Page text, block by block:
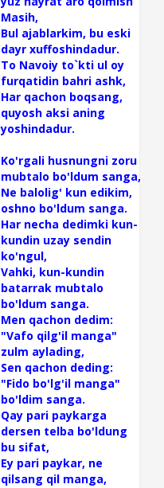
Masih,
Bul ajablarkim, bu eski
dayr xuffoshindadur.
To Navoiy to`kti ul oy
furqatidin bahri ashk,
Har qachon boqsang,
quyosh aksi aning
yoshindadur.
Ko'rgali husnungni zoru
mubtalo bo'ldum sanga,
Ne balolig' kun edikim,
oshno bo'ldum sanga.
Har necha dedimki kun-
kundin uzay sendin
ko'ngul,
Vahki, kun-kundin
batarrak mubtalo
bo'ldum sanga.
Men qachon dedim:
"Vafo qilg'il manga"
zulm aylading,
Sen qachon deding:
"Fido bo'lg'il manga"
bo'ldim sanga.
Qay pari paykarga
dersen telba bo'ldung
bu sifat,
Ey pari paykar, ne
qilsang qil manga,